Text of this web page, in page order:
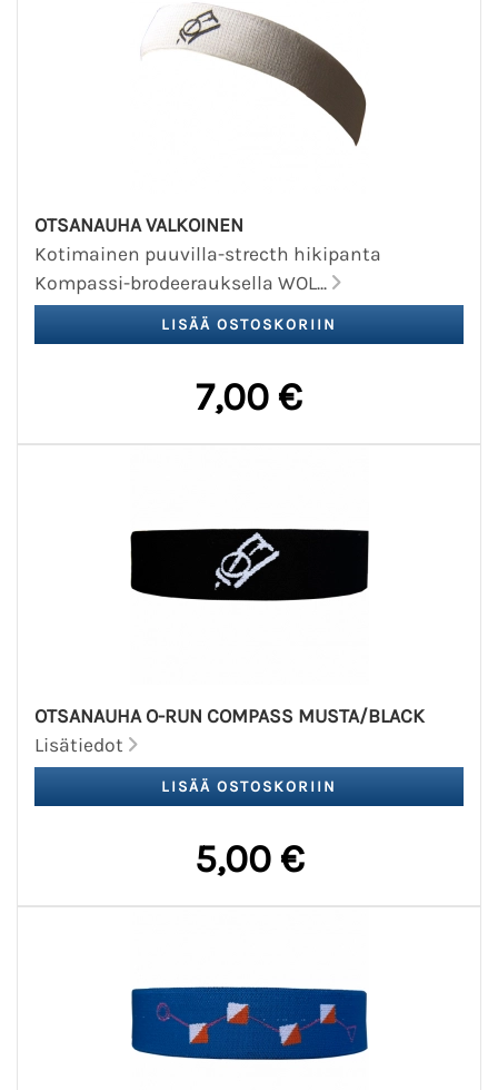
OTSANAUHA VALKOINEN
Kotimainen puuvilla-strecth hikipanta
Kompassi-brodeerauksella WOL...
7,00 €
OTSANAUHA O-RUN COMPASS MUSTA/BLACK
Lisätiedot
5,00 €